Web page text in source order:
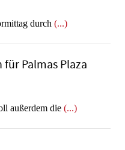
durch (...)
Palmas Plaza
außerdem die (...)